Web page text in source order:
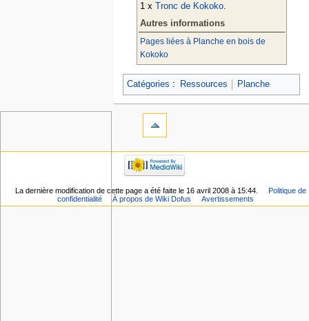
1 x
Tronc de Kokoko.
Autres informations
Pages liées à Planche en bois de
Kokoko
Catégories : Ressources Planche
La dernière modification de cette page a été faite le 16 avril 2008 à 15:44.
Politique de
confidentialité
À propos de Wiki Dofus Avertissements